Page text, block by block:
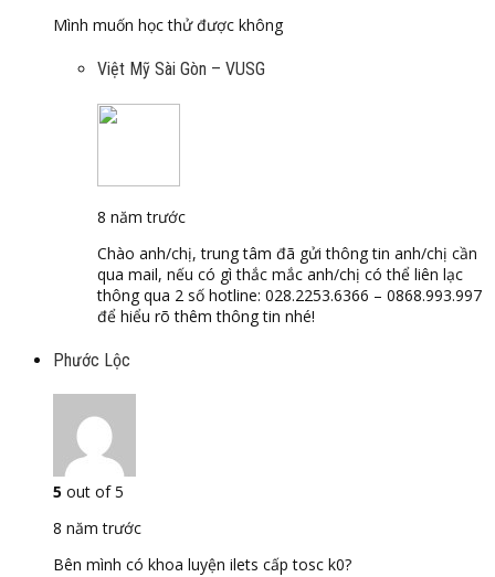
Mình muốn học thử được không
Việt Mỹ Sài Gòn – VUSG
8 năm trước
Chào anh/chị, trung tâm đã gửi thông tin anh/chị cần
qua mail, nếu có gì thắc mắc anh/chị có thể liên lạc
thông qua 2 số hotline: 028.2253.6366 – 0868.993.997
để hiểu rõ thêm thông tin nhé!
Phước Lộc
5 out of 5
8 năm trước
Bên mình có khoa luyện ilets cấp tosc k0?